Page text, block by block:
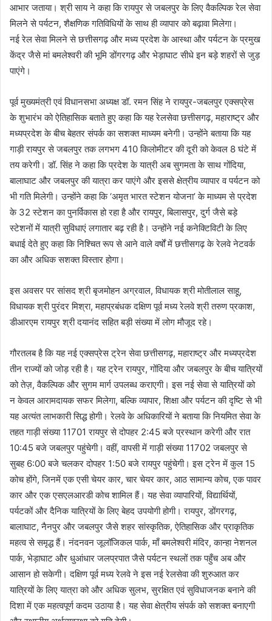
आभार जताया। श्री साय ने कहा कि रायपुर से जबलपुर के लिए वैकल्पिक रेल सेवा
मिलने से पर्यटन, शैक्षणिक गतिविधियों के साथ ही व्यापार को बढ़ावा मिलेगा।
नई रेल सेवा मिलने से छत्तीसगढ़ और मध्य प्रदेश के आस्था और पर्यटन के प्रमुख
केंद्र जैसे मां बमलेश्वरी की भूमि डोंगरगढ़ और भेड़ाघाट सीधे इन बड़े शहरों से जुड़
पाएंगे।
पूर्व मुख्यमंत्री एवं विधानसभा अध्यक्ष डॉ. रमन सिंह ने रायपुर-जबलपुर एक्सप्रेस
के शुभारंभ को ऐतिहासिक बताते हुए कहा कि यह रेलसेवा छत्तीसगढ़, महाराष्ट्र और
मध्यप्रदेश के बीच बेहतर संपर्क का सशक्त माध्यम बनेगी। उन्होंने बताया कि यह
गाड़ी रायपुर से जबलपुर तक लगभग 410 किलोमीटर की दूरी को केवल 8 घंटे में
तय करेगी। डॉ. सिंह ने कहा कि प्रदेश के यात्री अब सुगमता के साथ गोंदिया,
बालाघाट और जबलपुर की यात्रा कर पाएंगे और इससे क्षेत्रीय व्यापार व पर्यटन को
भी गति मिलेगी। उन्होंने कहा कि ‘अमृत भारत स्टेशन योजना’ के माध्यम से प्रदेश
के 32 स्टेशन का पुनर्विकास हो रहा है और रायपुर, बिलासपुर, दुर्ग जैसे बड़े
स्टेशनों में यात्री सुविधाएं लगातार बढ़ रही है। उन्होंने नई कनेक्टिविटी के लिए
बधाई देते हुए कहा कि निश्चित रूप से आने वाले वर्षों में छत्तीसगढ़ के रेलवे नेटवर्क
का और अधिक सशक्त विस्तार होगा।
इस अवसर पर सांसद श्री बृजमोहन अग्रवाल, विधायक श्री मोतीलाल साहू,
विधायक श्री पुरंदर मिश्रा, महाप्रबंधक दक्षिण पूर्व मध्य रेलवे श्री तरुण प्रकाश,
डीआरएम रायपुर श्री दयानंद सहित बड़ी संख्या में लोग मौजूद रहे।
गौरतलब है कि यह नई एक्सप्रेस ट्रेन सेवा छत्तीसगढ़, महाराष्ट्र और मध्यप्रदेश
तीन राज्यों को जोड़ रही है। यह ट्रेन रायपुर, गोंदिया और जबलपुर के बीच यात्रियों
को तेज़, वैकल्पिक और सुगम मार्ग उपलब्ध कराएगी। इस नई सेवा से यात्रियों को
न केवल आरामदायक सफर मिलेगा, बल्कि व्यापार, शिक्षा और पर्यटन की दृष्टि से भी
यह अत्यंत लाभकारी सिद्ध होगी। रेलवे के अधिकारियों ने बताया कि नियमित सेवा के
तहत गाड़ी संख्या 11701 रायपुर से दोपहर 2:45 बजे प्रस्थान करेगी और रात
10:45 बजे जबलपुर पहुंचेगी। वहीं, वापसी में गाड़ी संख्या 11702 जबलपुर से
सुबह 6:00 बजे चलकर दोपहर 1:50 बजे रायपुर पहुंचेगी। इस ट्रेन में कुल 15
कोच होंगे, जिनमें एक एसी चेयर कार, चार चेयर कार, आठ सामान्य कोच, एक पावर
कार और एक एसएलआरडी कोच शामिल हैं। यह सेवा व्यापारियों, विद्यार्थियों,
पर्यटकों और दैनिक यात्रियों के लिए बेहद उपयोगी होगी। रायपुर, डोंगरगढ़,
बालाघाट, नैनपुर और जबलपुर जैसे शहर सांस्कृतिक, ऐतिहासिक और प्राकृतिक
महत्व से समृद्ध हैं। नंदनवन जूलॉजिकल पार्क, माँ बमलेश्वरी मंदिर, कान्हा नेशनल
पार्क, भेड़ाघाट और धुआंधार जलप्रपात जैसे पर्यटन स्थलों तक पहुँच अब और
आसान हो सकेगी। दक्षिण पूर्व मध्य रेलवे ने इस नई रेलसेवा की शुरुआत कर
यात्रियों के लिए यात्रा को और अधिक सुलभ, सुरक्षित एवं सुविधाजनक बनाने की
दिशा में एक महत्वपूर्ण कदम उठाया है। यह सेवा क्षेत्रीय संपर्क को सशक्त बनाएगी